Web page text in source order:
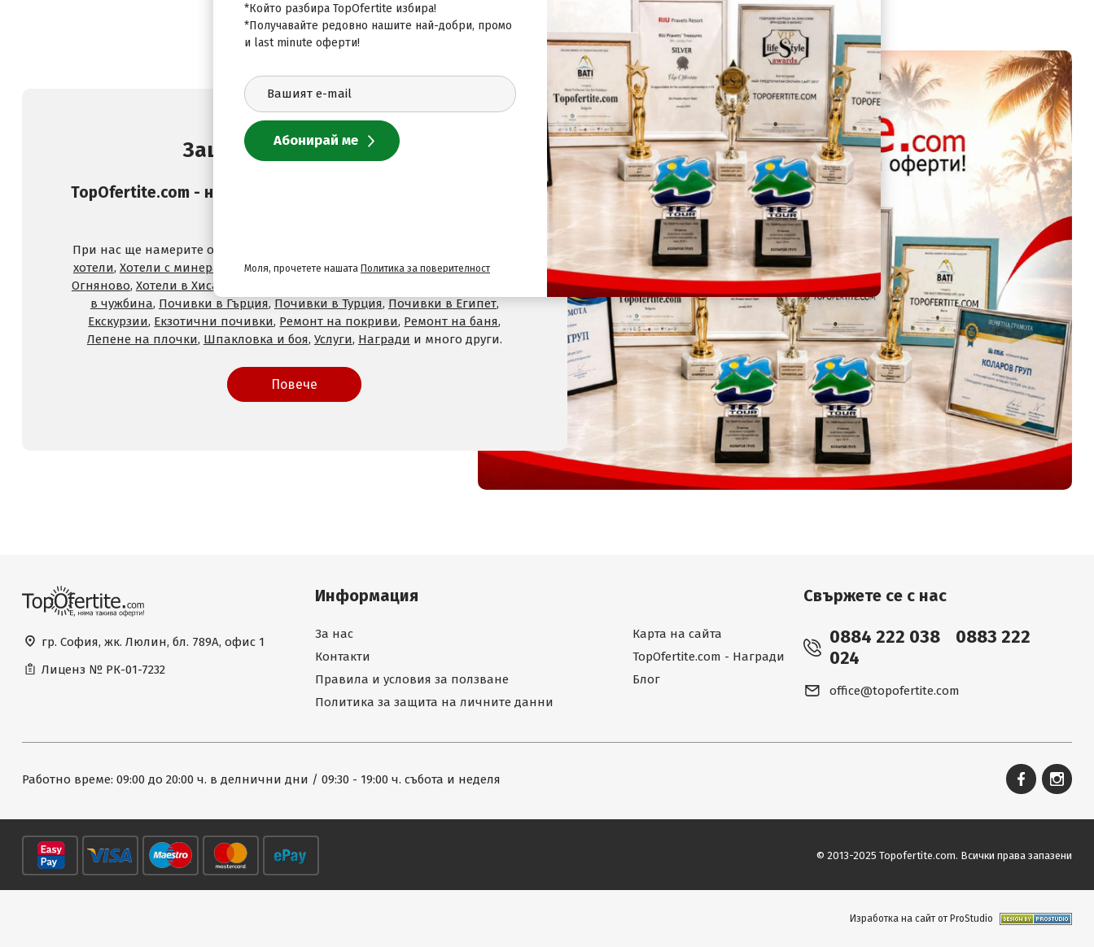
Защо да изберете нас
TopOfertite.com - най-предпочитан онлайн сайт за почивки
При нас ще намерите оферти за
хотели, Хотели с минерален басейн,Хотели във Велинград,Хотели в село
Огняново, Хотели в Хисаря
в чужбина, Почивки в Гърция, Почивки в Турция, Почивки в Египет,
Екскурзии, Екзотични почивки, Ремонт на покриви, Ремонт на баня,
Лепене на плочки, Шпакловка и боя, Услуги, Награди и много други.
Повече
гр. София, жк. Люлин, бл. 789А, офис 1
Лиценз № РК-01-7232
Информация
За нас
Контакти
Правила и условия за ползване
Политика за защита на личните данни
Карта на сайта
TopOfertite.com - Награди
Блог
Свържете се с нас
0884 222 038
0883 222
024
office@topofertite.com
Работно време: 09:00 до 20:00 ч. в делнични дни / 09:30 - 19:00 ч. събота и неделя
© 2013-2025 Topofertite.com. Всички права запазени
Изработка на сайт от ProStudio
*Който разбира TopOfertite избира!
*Получавайте редовно нашите най-добри, промо
и last minute оферти!
Моля, прочетете нашата Политика за поверителност